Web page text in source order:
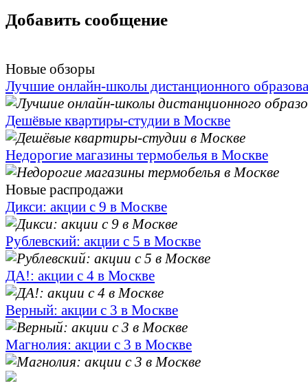
Добавить сообщение
Новые обзоры
Лучшие онлайн-школы дистанционного
Дешёвые квартиры-студии в Москве
Недорогие магазины термобелья в Москве
Новые распродажи
Дикси: акции с 9 в Москве
Рублевский: акции с 5 в Москве
ДА!: акции с 4 в Москве
Верный: акции с 3 в Москве
Магнолия: акции с 3 в Москве